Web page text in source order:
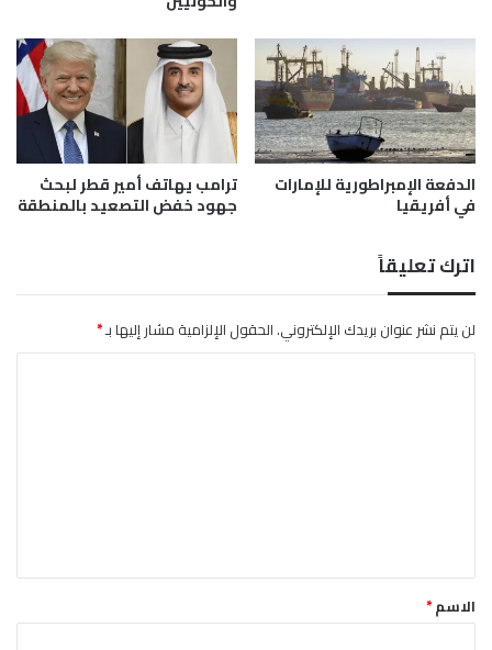
ي
ن
ل
ض
م
غ
و
د
و
ن
الدفعة الإمبراطورية للإمارات
في أفريقيا
ترامب يهاتف أمير قطر لبحث
جهود خفض التصعيد بالمنطقة
اترك تعليقاً
لن يتم نشر عنوان بريدك الإلكتروني.الحقول الإلزامية مشار إليها بـ*
*الاسم*